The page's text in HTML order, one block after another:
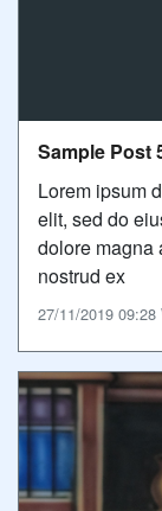
Sample Post
Lorem ipsum
elit, sed do
dolore magna
nostrud ex
27/11/2019